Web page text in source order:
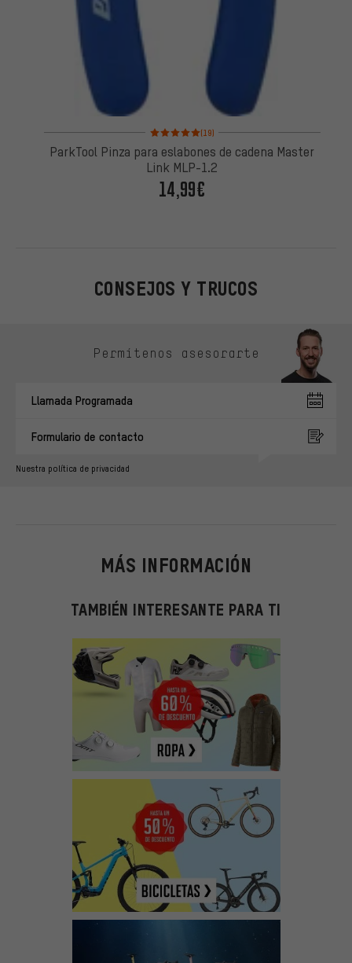
Valoración media: 5 de 5 basada en 19 reseñas
(19)
ParkTool Pinza para eslabones de cadena Master
Link MLP-1.2
14,99€
CONSEJOS Y TRUCOS
Permítenos asesorarte
Llamada Programada
Formulario de contacto
Nuestra política de privacidad
MÁS INFORMACIÓN
TAMBIÉN INTERESANTE PARA TI